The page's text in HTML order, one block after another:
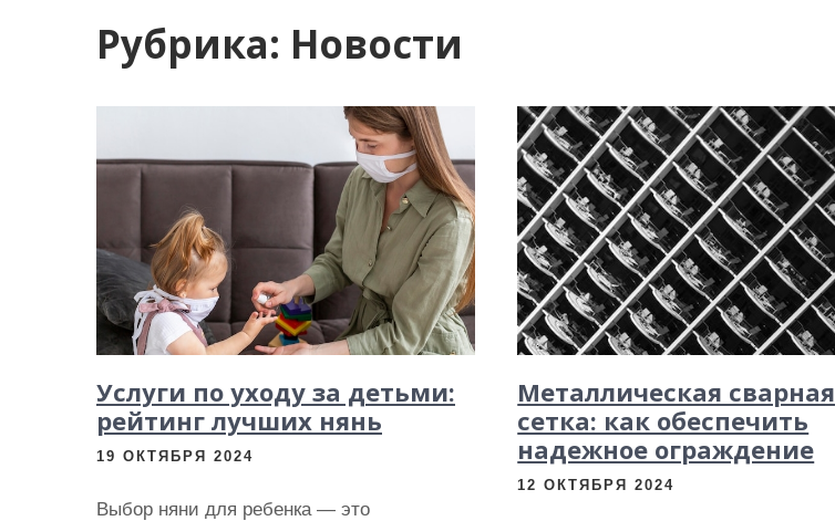
Рубрика: Новости
Услуги по уходу за детьми:
рейтинг лучших нянь
19 ОКТЯБРЯ 2024
Выбор няни для ребенка — это
Металлическая сварная
сетка: как обеспечить
надежное ограждение
12 ОКТЯБРЯ 2024